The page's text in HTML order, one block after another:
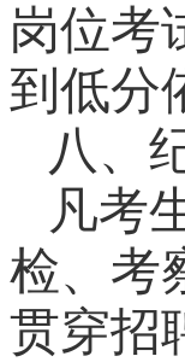
岗位考
到低分
八、
凡考
检、考
贯穿招